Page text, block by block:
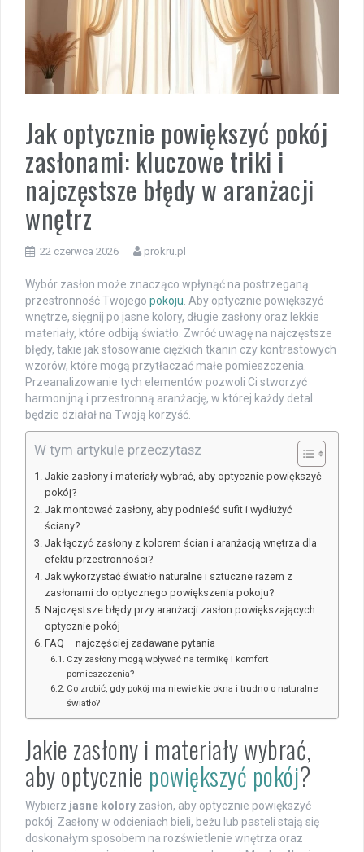
Jak optycznie powiększyć pokój
zasłonami: kluczowe triki i
najczęstsze błędy w aranżacji
wnętrz
22 czerwca 2026 prokru.pl
Wybór zasłon może znacząco wpłynąć na postrzeganą
przestronność Twojego pokoju. Aby optycznie powiększyć
wnętrze, sięgnij po jasne kolory, długie zasłony oraz lekkie
materiały, które odbiją światło. Zwróć uwagę na najczęstsze
błędy, takie jak stosowanie ciężkich tkanin czy kontrastowych
wzorów, które mogą przytłaczać małe pomieszczenia.
Przeanalizowanie tych elementów pozwoli Ci stworzyć
harmonijną i przestronną aranżację, w której każdy detal
będzie działał na Twoją korzyść.
W tym artykule przeczytasz
Jakie zasłony i materiały wybrać, aby optycznie powiększyć
pokój?
Jak montować zasłony, aby podnieść sufit i wydłużyć
ściany?
Jak łączyć zasłony z kolorem ścian i aranżacją wnętrza dla
efektu przestronności?
Jak wykorzystać światło naturalne i sztuczne razem z
zasłonami do optycznego powiększenia pokoju?
Najczęstsze błędy przy aranżacji zasłon powiększających
optycznie pokój
FAQ – najczęściej zadawane pytania
Czy zasłony mogą wpływać na termikę i komfort
pomieszczenia?
Co zrobić, gdy pokój ma niewielkie okna i trudno o naturalne
światło?
Jakie zasłony i materiały wybrać,
aby optycznie powiększyć pokój?
Wybierz jasne kolory zasłon, aby optycznie powiększyć
pokój. Zasłony w odcieniach bieli, beżu lub pasteli stają się
doskonałym sposobem na rozświetlenie wnętrza oraz